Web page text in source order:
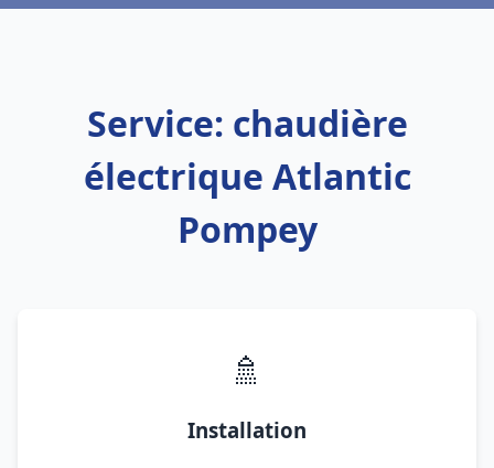
Service: chaudière
électrique Atlantic
Pompey
🚿
Installation